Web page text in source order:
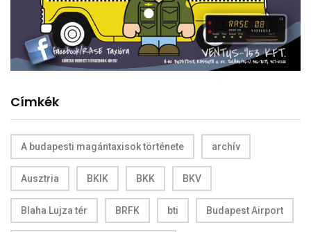
Címkék
A budapesti magántaxisok története archív
Ausztria BKIK BKK BKV
Blaha Lujza tér BRFK bti Budapest Airport